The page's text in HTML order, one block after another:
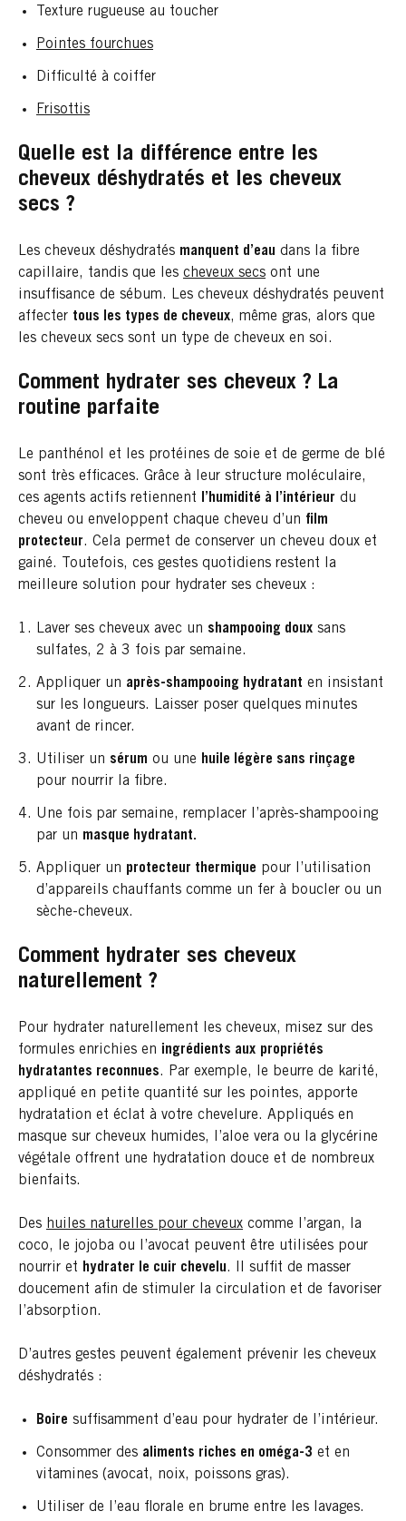
Texture rugueuse au toucher
Pointes fourchues
Difficulté à coiffer
Frisottis
Quelle est la différence entre les
cheveux déshydratés et les cheveux
secs ?
Les cheveux déshydratés manquent d’eau dans la fibre
capillaire, tandis que les cheveux secs ont une
insuffisance de sébum. Les cheveux déshydratés peuvent
affecter tous les types de cheveux, même gras, alors que
les cheveux secs sont un type de cheveux en soi.
Comment hydrater ses cheveux ? La
routine parfaite
Le panthénol et les protéines de soie et de germe de blé
sont très efficaces. Grâce à leur structure moléculaire,
ces agents actifs retiennent l’humidité à l’intérieur du
cheveu ou enveloppent chaque cheveu d’un film
protecteur. Cela permet de conserver un cheveu doux et
gainé. Toutefois, ces gestes quotidiens restent la
meilleure solution pour hydrater ses cheveux :
Laver ses cheveux avec un shampooing doux sans
sulfates, 2 à 3 fois par semaine.
Appliquer un après-shampooing hydratant en insistant
sur les longueurs. Laisser poser quelques minutes
avant de rincer.
Utiliser un sérum ou une huile légère sans rinçage
pour nourrir la fibre.
Une fois par semaine, remplacer l’après-shampooing
par un masque hydratant.
Appliquer un protecteur thermique pour l’utilisation
d’appareils chauffants comme un fer à boucler ou un
sèche-cheveux.
Comment hydrater ses cheveux
naturellement ?
Pour hydrater naturellement les cheveux, misez sur des
formules enrichies en ingrédients aux propriétés
hydratantes reconnues. Par exemple, le beurre de karité,
appliqué en petite quantité sur les pointes, apporte
hydratation et éclat à votre chevelure. Appliqués en
masque sur cheveux humides, l’aloe vera ou la glycérine
végétale offrent une hydratation douce et de nombreux
bienfaits.
Des huiles naturelles pour cheveux comme l’argan, la
coco, le jojoba ou l’avocat peuvent être utilisées pour
nourrir et hydrater le cuir chevelu. Il suffit de masser
doucement afin de stimuler la circulation et de favoriser
l’absorption.
D’autres gestes peuvent également prévenir les cheveux
déshydratés :
Boire suffisamment d’eau pour hydrater de l’intérieur.
Consommer des aliments riches en oméga-3 et en
vitamines (avocat, noix, poissons gras).
Utiliser de l’eau florale en brume entre les lavages.